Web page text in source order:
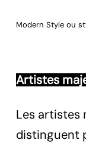
Modern Style ou
Artistes
Les artistes
distinguent